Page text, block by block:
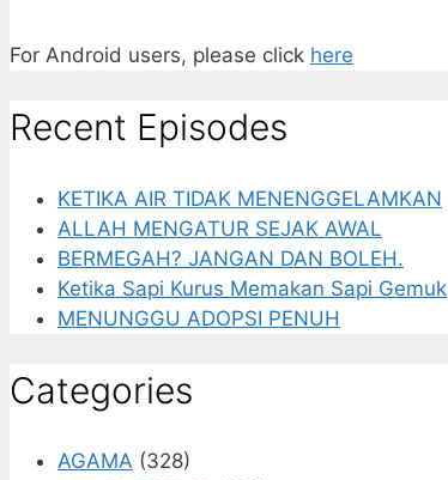
For Android users, please click here
Recent Episodes
KETIKA AIR TIDAK MENENGGELAMKAN
ALLAH MENGATUR SEJAK AWAL
BERMEGAH? JANGAN DAN BOLEH.
Ketika Sapi Kurus Memakan Sapi Gemuk
MENUNGGU ADOPSI PENUH
Categories
AGAMA (328)